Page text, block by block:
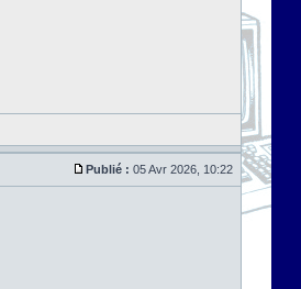
Publié : 05 Avr 2026, 10:22